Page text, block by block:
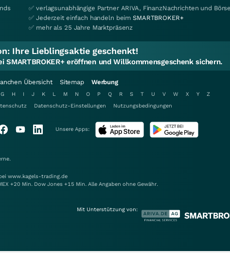
✅ verlagsunabhängige Partner ARIVA, FinanzNachrichten und
✅ Jederzeit einfach handeln beimSMARTBROKER+
✅ mehr als 25 Jahre Marktpräsenz
Ihre Lieblingsaktie geschenkt!
SMARTBROKER+ eröffnen und Willkommensgeschenk sichern.
Übersicht Sitemap Werbung
G H I J K L M N O P Q R S T U V W X Y
Z
Datenschutz-Einstellungen Nutzungsbedingungen
Unsere Apps:
www.kagels-trading.de
+20 Min. Dow Jones +15 Min. Alle Angaben ohne Gewähr.
Mit Unterstützung von: